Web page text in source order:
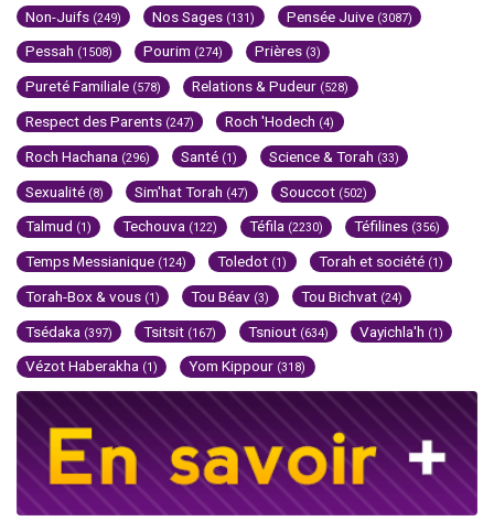
Non-Juifs (249) Nos Sages (131) Pensée Juive (3087)
Pessah (1508) Pourim (274) Prières (3)
Pureté Familiale (578) Relations & Pudeur (528)
Respect des Parents (247) Roch 'Hodech (4)
Roch Hachana (296) Santé (1) Science & Torah (33)
Sexualité (8) Sim'hat Torah (47) Souccot (502)
Talmud (1) Techouva (122) Téfila (2230) Téfilines (356)
Temps Messianique (124) Toledot (1) Torah et société (1)
Torah-Box & vous (1) Tou Béav (3) Tou Bichvat (24)
Tsédaka (397) Tsitsit (167) Tsniout (634) Vayichla'h (1)
Vézot Haberakha (1) Yom Kippour (318)